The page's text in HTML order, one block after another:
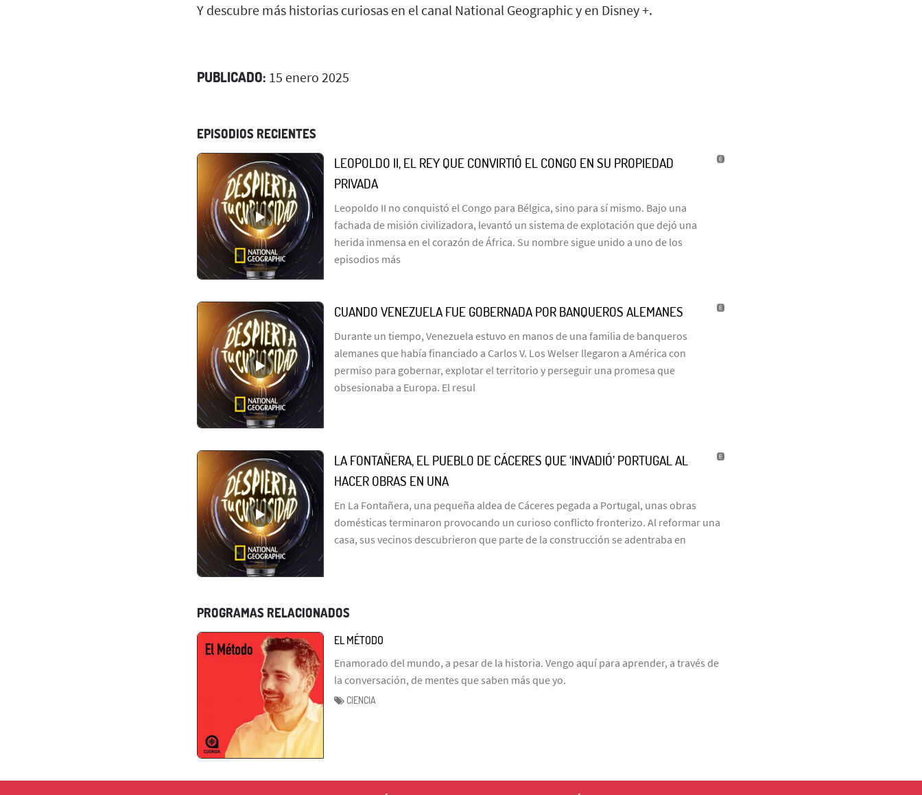
Y descubre más historias curiosas en el canal National Geographic y en Disney +.
PUBLICADO: 15 enero 2025
EPISODIOS RECIENTES
LEOPOLDO II, EL REY QUE CONVIRTIÓ EL CONGO EN SU PROPIEDAD
PRIVADA
Leopoldo II no conquistó el Congo para Bélgica, sino para sí mismo. Bajo una
fachada de misión civilizadora, levantó un sistema de explotación que dejó una
herida inmensa en el corazón de África. Su nombre sigue unido a uno de los
episodios más
CUANDO VENEZUELA FUE GOBERNADA POR BANQUEROS ALEMANES
Durante un tiempo, Venezuela estuvo en manos de una familia de banqueros
alemanes que había financiado a Carlos V. Los Welser llegaron a América con
permiso para gobernar, explotar el territorio y perseguir una promesa que
obsesionaba a Europa. El resul
LA FONTAÑERA, EL PUEBLO DE CÁCERES QUE ‘INVADIÓ’ PORTUGAL AL
HACER OBRAS EN UNA
En La Fontañera, una pequeña aldea de Cáceres pegada a Portugal, unas obras
domésticas terminaron provocando un curioso conflicto fronterizo. Al reformar una
casa, sus vecinos descubrieron que parte de la construcción se adentraba en
PROGRAMAS RELACIONADOS
EL MÉTODO
Enamorado del mundo, a pesar de la historia. Vengo aquí para aprender, a través de
la conversación, de mentes que saben más que yo.
CIENCIA